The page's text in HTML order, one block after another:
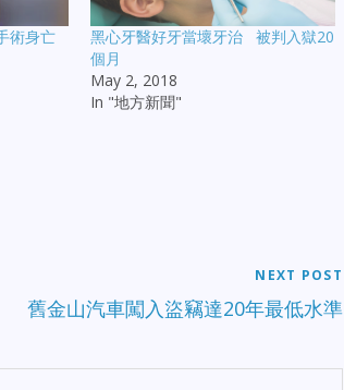
術身亡
黑心牙醫好牙當壞牙治 被判入獄20
個月
May 2, 2018
In "地方新聞"
NEXT POST
舊金山汽車闖入盜竊達20年最低水準